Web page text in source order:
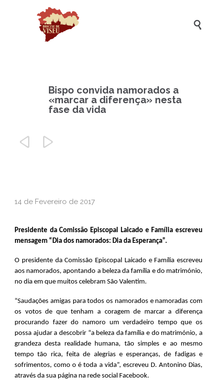

Bispo convida namorados a
«marcar a diferença» nesta
fase da vida
 
14 de Fevereiro de 2017
Presidente da Comissão Episcopal Laicado e Família escreveu
mensagem “Dia dos namorados: Dia da Esperança”.
O presidente da Comissão Episcopal Laicado e Família escreveu
aos namorados, apontando a beleza da família e do matrimónio,
no dia em que muitos celebram São Valentim.
“Saudações amigas para todos os namorados e namoradas com
os votos de que tenham a coragem de marcar a diferença
procurando fazer do namoro um verdadeiro tempo que os
possa ajudar a descobrir “a beleza da família e do matrimónio, a
grandeza desta realidade humana, tão simples e ao mesmo
tempo tão rica, feita de alegrias e esperanças, de fadigas e
sofrimentos, como o é toda a vida”, escreveu D. Antonino Dias,
através da sua página na rede social Facebook.